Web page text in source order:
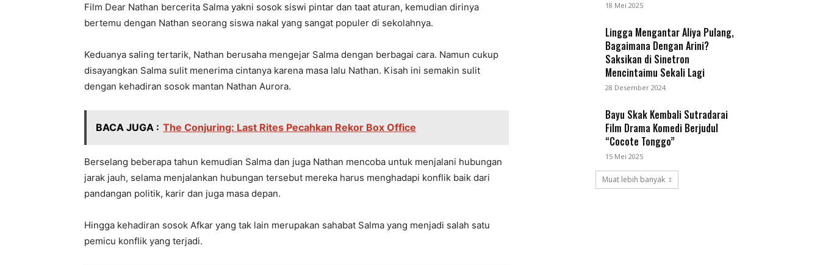
Film Dear Nathan bercerita Salma yakni sosok siswi pintar dan taat aturan, kemudian dirinya
bertemu dengan Nathan seorang siswa nakal yang sangat populer di sekolahnya.
Keduanya saling tertarik, Nathan berusaha mengejar Salma dengan berbagai cara. Namun cukup
disayangkan Salma sulit menerima cintanya karena masa lalu Nathan. Kisah ini semakin sulit
dengan kehadiran sosok mantan Nathan Aurora.
BACA JUGA : The Conjuring: Last Rites Pecahkan Rekor Box Office
Berselang beberapa tahun kemudian Salma dan juga Nathan mencoba untuk menjalani hubungan
jarak jauh, selama menjalankan hubungan tersebut mereka harus menghadapi konflik baik dari
pandangan politik, karir dan juga masa depan.
Hingga kehadiran sosok Afkar yang tak lain merupakan sahabat Salma yang menjadi salah satu
pemicu konflik yang terjadi.
18 Mei 2025
Lingga Mengantar Aliya Pulang,
Bagaimana Dengan Arini?
Saksikan di Sinetron
Mencintaimu Sekali Lagi
28 Desember 2024
Bayu Skak Kembali Sutradarai
Film Drama Komedi Berjudul
“Cocote Tonggo”
15 Mei 2025
Muat lebih banyak